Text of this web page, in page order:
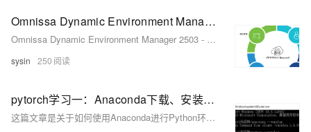
Omnissa Dynamic Environment Manager 2503 - 个性化动态 Windows 桌面环境管理
Omnissa Dynamic Environment Manager 2503 - 个性化动态 Windows 桌面环境管理
sysin 250
pytorch学习一：Anaconda下载、安装、配置环境变量。anaconda创建多版本python环境。安装 pytorch。
这篇文章是关于如何使用Anaconda进行Python环境管理，包括下载、安装、配置环境变量、创建多版本Python环境、安装PyTorch以及使用Jupyter Notebook的详细指南。